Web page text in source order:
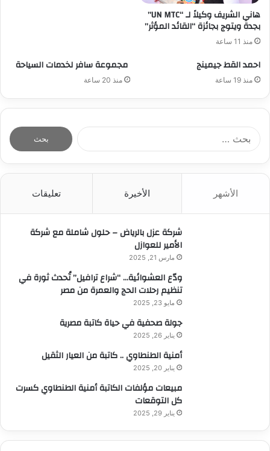
هاني الشريف وكيلاً لـ “UN MTC”
بجدة ويتوج بجائزة “القائد المؤثر”
منذ 11 ساعة
احمد القط جيمينج
منذ 19 ساعة
مجموعة سافر لخدمات السياحة
منذ 20 ساعة
الأشهر الأخيرة تعليقات
شركة عزل بالرياض – حلول شاملة مع شركة
الأمير للعوازل
مارس 21, 2025
ودّع العشوائية… “شراع ترافيل” تُحدث ثورة في
تنظيم رحلات الحج والعمرة من مصر
مايو 23, 2025
جولة صحفية في حياة كاتبة مصرية
يناير 26, 2025
أمنية الطنطاوي .. كاتبة من العيار الثقيل
يناير 20, 2025
مبيعات مؤلفات الكاتبة أمنية الطنطاوي كسرت
كل التوقعات
يناير 29, 2025